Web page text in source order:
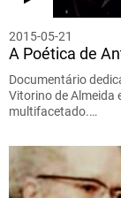
2015-05-21
A Poética de
Documentário
Vitorino de Almeida
multifacetado.…